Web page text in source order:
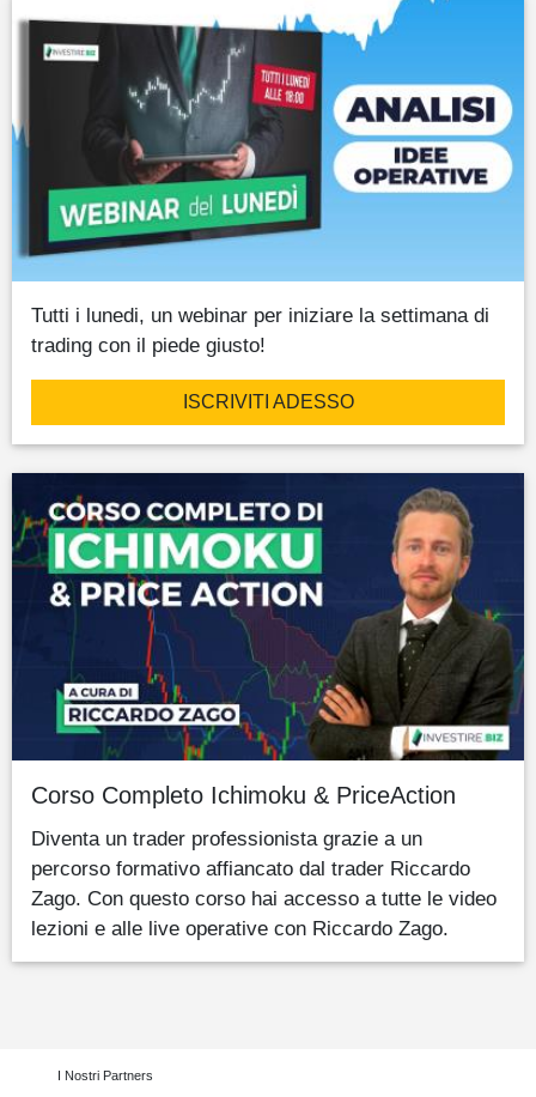
Tutti i lunedi, un webinar per iniziare la settimana di
trading con il piede giusto!
ISCRIVITI ADESSO
Corso Completo Ichimoku & PriceAction
Diventa un trader professionista grazie a un
percorso formativo affiancato dal trader Riccardo
Zago. Con questo corso hai accesso a tutte le video
lezioni e alle live operative con Riccardo Zago.
I Nostri Partners